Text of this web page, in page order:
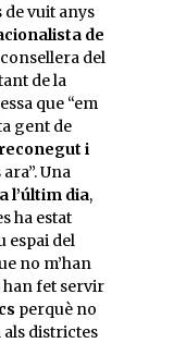
de vuit anys
de
del
de la
que “em
gent de
i
Una
l’últim dia,
ha estat
espai del
no m’han
han fet servir
perquè no
districtes